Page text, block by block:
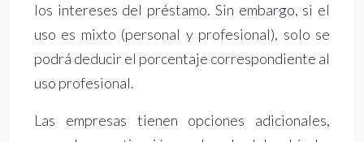
los intereses del préstamo. Sin embargo, si el
uso es mixto (personal y profesional), solo se
podrá deducir el porcentaje correspondiente al
uso profesional.
Las empresas tienen opciones adicionales,